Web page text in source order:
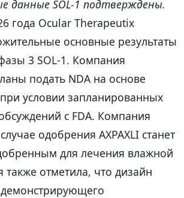
данные SOL-1 подтверждены.
года Ocular Therapeutix
основные результаты
3 SOL-1. Компания
подать NDA на основе
условии запланированных
с FDA. Компания
одобрения AXPAXLI станет
для лечения влажной
отметила, что дизайн